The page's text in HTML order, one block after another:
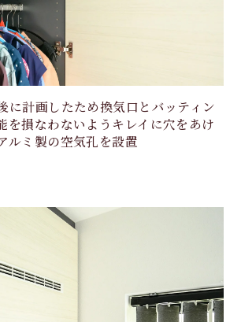
に計画したため換気口とバッティン
を損なわないようキレイに穴をあけ
ルミ製の空気孔を設置